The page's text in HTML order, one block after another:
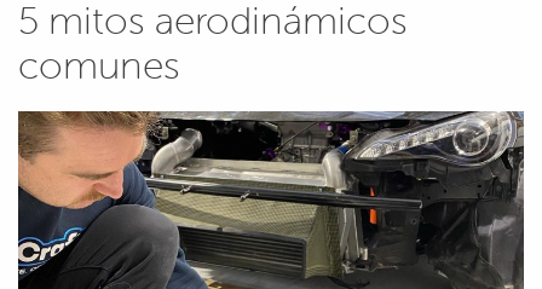
5 mitos aerodinámicos
comunes